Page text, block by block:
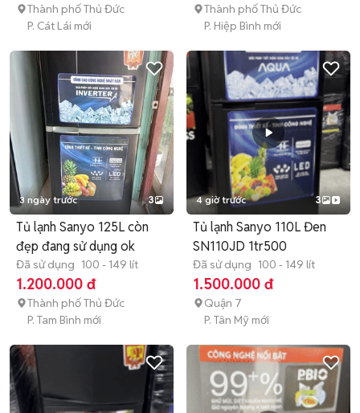
Thành phố Thủ Đức
P. Cát Lái mới
Thành phố Thủ Đức
P. Hiệp Bình mới
3 ngày trước 3
Tủ lạnh Sanyo 125L còn
đẹp đang sử dụng ok
Đã sử dụng 100 - 149 lít
1.200.000 đ
Thành phố Thủ Đức
P. Tam Bình mới
4 giờ trước 3
Tủ lạnh Sanyo 110L Đen
SN110JD 1tr500
Đã sử dụng 100 - 149 lít
1.500.000 đ
Quận 7
P. Tân Mỹ mới